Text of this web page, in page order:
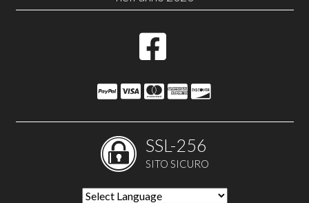
SSL-256
SITO SICURO